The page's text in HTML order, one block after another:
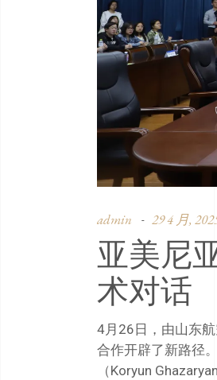
admin 29 4 月,
亚美尼
术对话
4月26日，由山东
合作开辟了新路径
（Koryun